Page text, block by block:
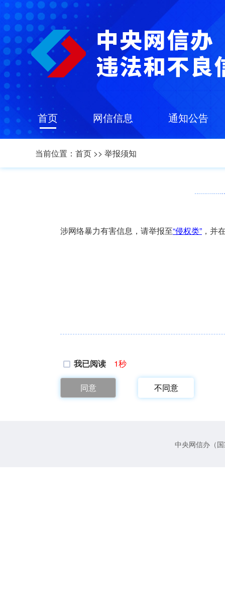
首页 网信信息 通知公告
当前位置： 首页 >> 举报须知
涉网络暴力有害信息，请举报至“侵权类” ，并
我已阅读 1秒
同意 不同意
中央网信办（